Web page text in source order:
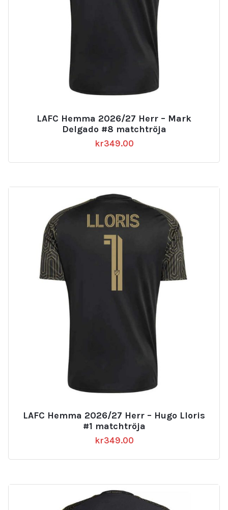
LAFC Hemma 2026/27 Herr – Mark
Delgado #8 matchtröja
kr349.00
LAFC Hemma 2026/27 Herr – Hugo Lloris
#1 matchtröja
kr349.00